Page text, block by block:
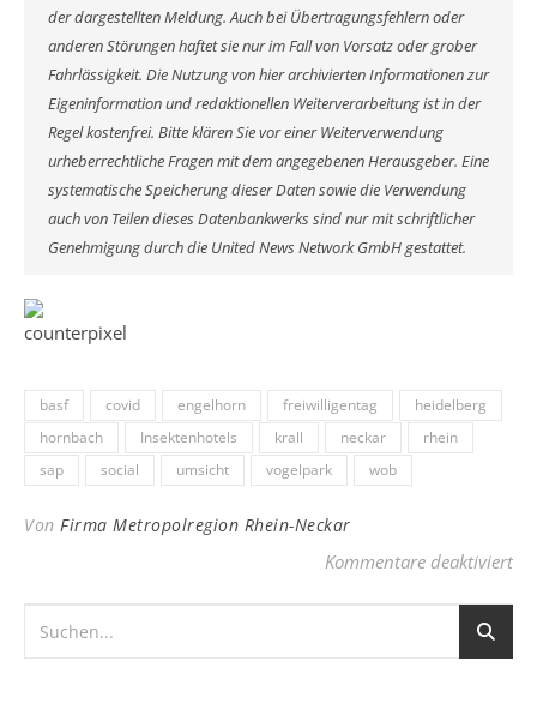
der dargestellten Meldung. Auch bei Übertragungsfehlern oder
anderen Störungen haftet sie nur im Fall von Vorsatz oder grober
Fahrlässigkeit. Die Nutzung von hier archivierten Informationen zur
Eigeninformation und redaktionellen Weiterverarbeitung ist in der
Regel kostenfrei. Bitte klären Sie vor einer Weiterverwendung
urheberrechtliche Fragen mit dem angegebenen Herausgeber. Eine
systematische Speicherung dieser Daten sowie die Verwendung
auch von Teilen dieses Datenbankwerks sind nur mit schriftlicher
Genehmigung durch die United News Network GmbH gestattet.
basf covid engelhorn freiwilligentag
heidelberg
hornbach
Insektenhotels krall neckar
rhein
sap
social umsicht vogelpark wob
Von Firma Metropolregion Rhein-Neckar
Kommentare deaktiviert